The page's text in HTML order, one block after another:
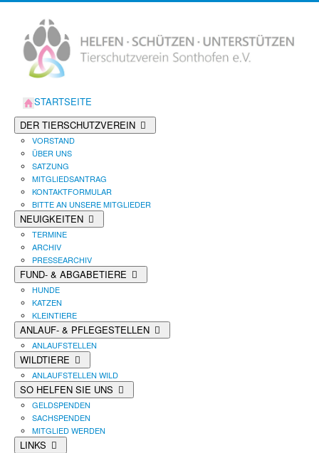
STARTSEITE
DER TIERSCHUTZVEREIN
VORSTAND
ÜBER UNS
SATZUNG
MITGLIEDSANTRAG
KONTAKTFORMULAR
BITTE AN UNSERE MITGLIEDER
NEUIGKEITEN
TERMINE
ARCHIV
PRESSEARCHIV
FUND- & ABGABETIERE
HUNDE
KATZEN
KLEINTIERE
ANLAUF- & PFLEGESTELLEN
ANLAUFSTELLEN
WILDTIERE
ANLAUFSTELLEN WILD
SO HELFEN SIE UNS
GELDSPENDEN
SACHSPENDEN
MITGLIED WERDEN
LINKS